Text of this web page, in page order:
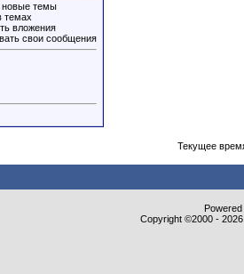
новые темы
темах
вложения
свои сообщения
Текущее
Copyright ©2000 -